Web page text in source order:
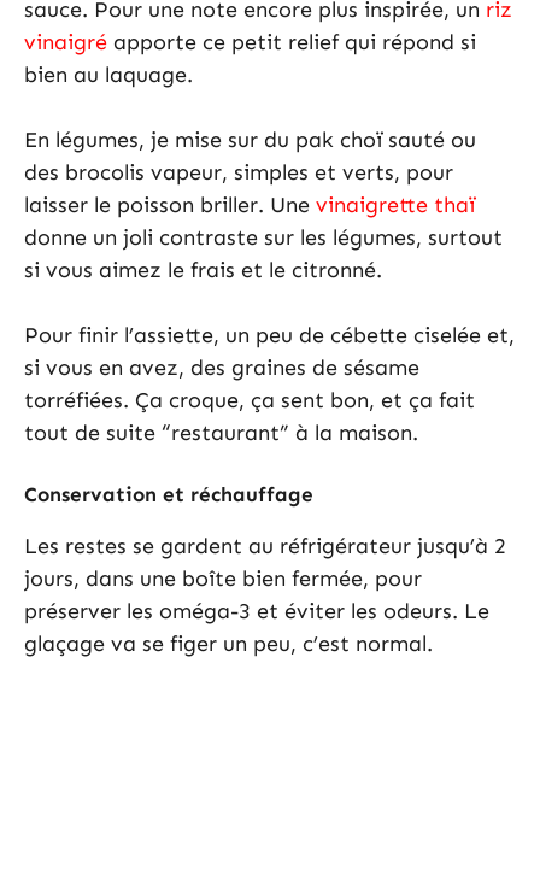
sauce. Pour une note encore plus inspirée, un riz
vinaigré apporte ce petit relief qui répond si
bien au laquage.
En légumes, je mise sur du pak choï sauté ou
des brocolis vapeur, simples et verts, pour
laisser le poisson briller. Une vinaigrette thaï
donne un joli contraste sur les légumes, surtout
si vous aimez le frais et le citronné.
Pour finir l’assiette, un peu de cébette ciselée et,
si vous en avez, des graines de sésame
torréfiées. Ça croque, ça sent bon, et ça fait
tout de suite “restaurant” à la maison.
Conservation et réchauffage
Les restes se gardent au réfrigérateur jusqu’à 2
jours, dans une boîte bien fermée, pour
préserver les oméga-3 et éviter les odeurs. Le
glaçage va se figer un peu, c’est normal.